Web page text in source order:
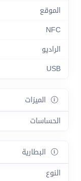
الموقع
NFC
الراديو
USB
الميزات
الحساسات
البطارية
النوع